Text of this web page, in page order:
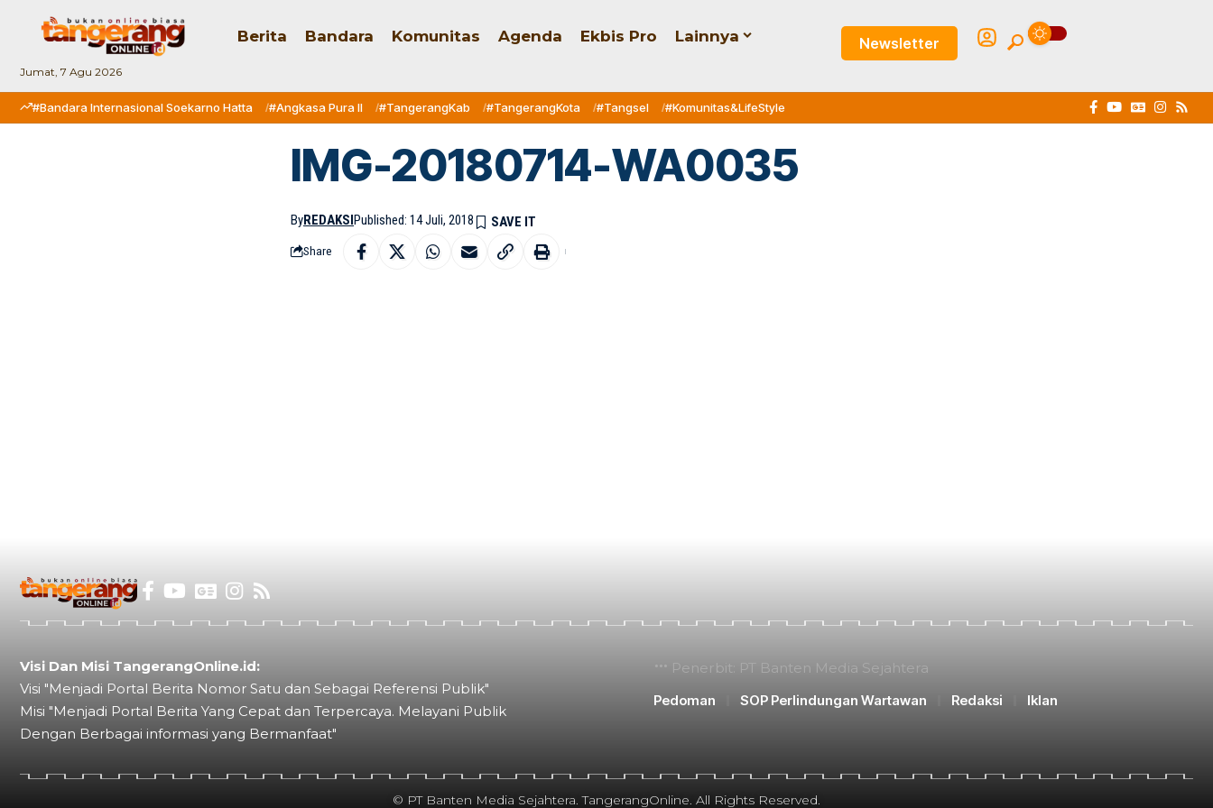
Jumat, 7 Agu 2026
Berita Bandara Komunitas Agenda Ekbis Pro Lainnya Newsletter
#Bandara Internasional Soekarno Hatta #Angkasa Pura II #TangerangKab #TangerangKota #Tangsel #Komunitas&LifeStyle
IMG-20180714-WA0035
ByREDAKSIPublished: 14 Juli, 2018
Share
Visi Dan Misi TangerangOnline.id:
Visi "Menjadi Portal Berita Nomor Satu dan Sebagai Referensi Publik"
Misi "Menjadi Portal Berita Yang Cepat dan Terpercaya. Melayani Publik
Dengan Berbagai informasi yang Bermanfaat"
Penerbit: PT Banten Media Sejahtera
Pedoman
SOP Perlindungan Wartawan Redaksi Iklan
© PT Banten Media Sejahtera. TangerangOnline. All Rights Reserved.